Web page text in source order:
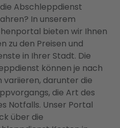
Abschleppdienst
In unserem
bieten wir Ihnen
zu den Preisen und
in Ihrer Stadt. Die
können je nach
darunter die
die Art des
Notfalls. Unser Portal
über die